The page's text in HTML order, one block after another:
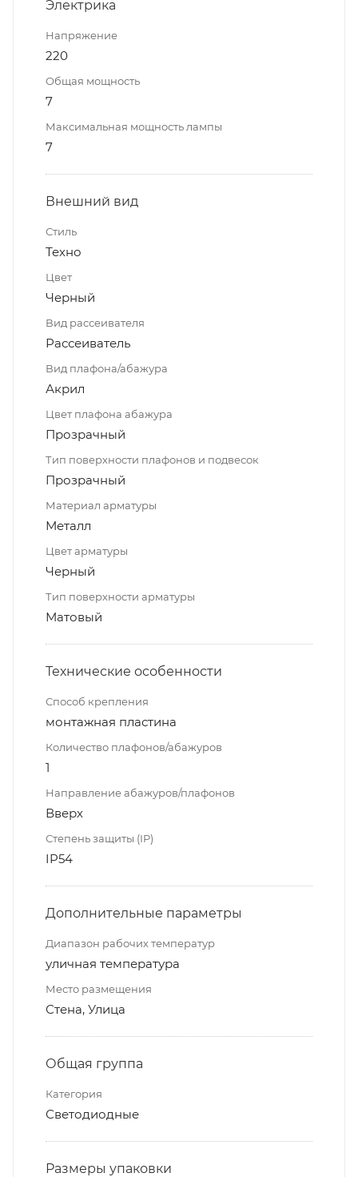
Электрика
Напряжение
220
Общая мощность
7
Максимальная мощность лампы
7
Внешний вид
Стиль
Техно
Цвет
Черный
Вид рассеивателя
Рассеиватель
Вид плафона/абажура
Акрил
Цвет плафона абажура
Прозрачный
Тип поверхности плафонов и подвесок
Прозрачный
Материал арматуры
Металл
Цвет арматуры
Черный
Тип поверхности арматуры
Матовый
Технические особенности
Способ крепления
монтажная пластина
Количество плафонов/абажуров
1
Направление абажуров/плафонов
Вверх
Степень защиты (IP)
IP54
Дополнительные параметры
Диапазон рабочих температур
уличная температура
Место размещения
Стена, Улица
Общая группа
Категория
Светодиодные
Размеры упаковки